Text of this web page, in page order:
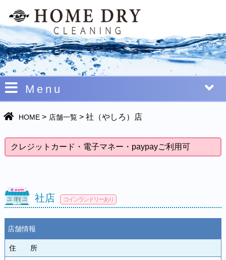
Menu
HOME > 店舗一覧 > 社（やしろ）店
クレジットカード・電子マネー・paypayご利用可
社店 コインランドリーあり
店舗情報
住 所